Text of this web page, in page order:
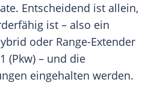
Entscheidend ist allein,
ist – also ein
oder Range-Extender
(Pkw) – und die
eingehalten werden.